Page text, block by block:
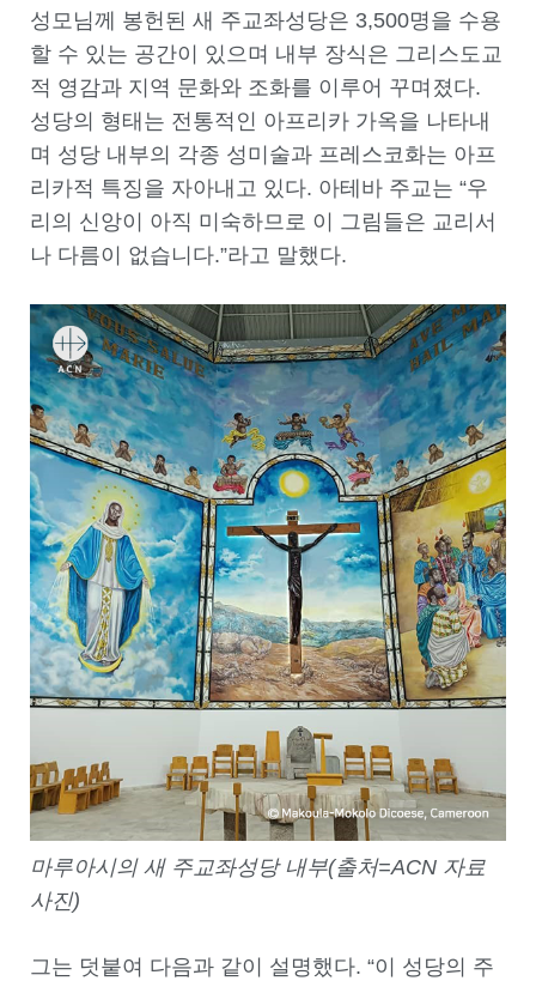
성모님께 봉헌된 새 주교좌성당은 3,500명을 수용
할 수 있는 공간이 있으며 내부 장식은 그리스도교
적 영감과 지역 문화와 조화를 이루어 꾸며졌다.
성당의 형태는 전통적인 아프리카 가옥을 나타내
며 성당 내부의 각종 성미술과 프레스코화는 아프
리카적 특징을 자아내고 있다. 아테바 주교는 “우
리의 신앙이 아직 미숙하므로 이 그림들은 교리서
나 다름이 없습니다.”라고 말했다.
마루아시의 새 주교좌성당 내부(출처=ACN 자료
사진)
그는 덧붙여 다음과 같이 설명했다. “이 성당의 주